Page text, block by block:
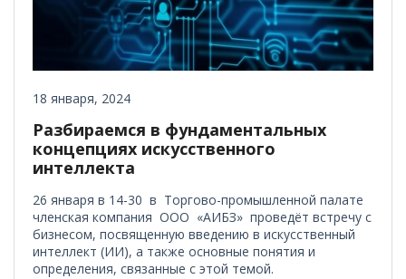
18 января, 2024
Разбираемся в фундаментальных
концепциях искусственного
интеллекта
26 января в 14-30 в Торгово-промышленной палате
членская компания ООО «АИБЗ» проведёт встречу с
бизнесом, посвященную введению в искусственный
интеллект (ИИ), а также основные понятия и
определения, связанные с этой темой.